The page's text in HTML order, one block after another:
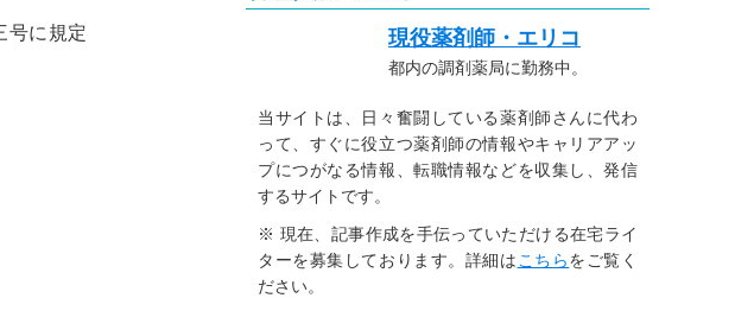
号に規定
現役薬剤師・エリコ
都内の調剤薬局に勤務中。
当サイトは、日々奮闘している薬剤師さんに代わ
って、すぐに役立つ薬剤師の情報やキャリアアッ
プにつがなる情報、転職情報などを収集し、発信
するサイトです。
※ 現在、記事作成を手伝っていただける在宅ライ
ターを募集しております。詳細は こちらをご覧く
ださい。